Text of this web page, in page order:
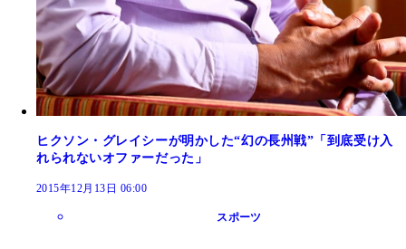
ヒクソン・グレイシーが明かした“幻の長州戦”「到底受け入
れられないオファーだった」
2015年12月13日 06:00
スポーツ